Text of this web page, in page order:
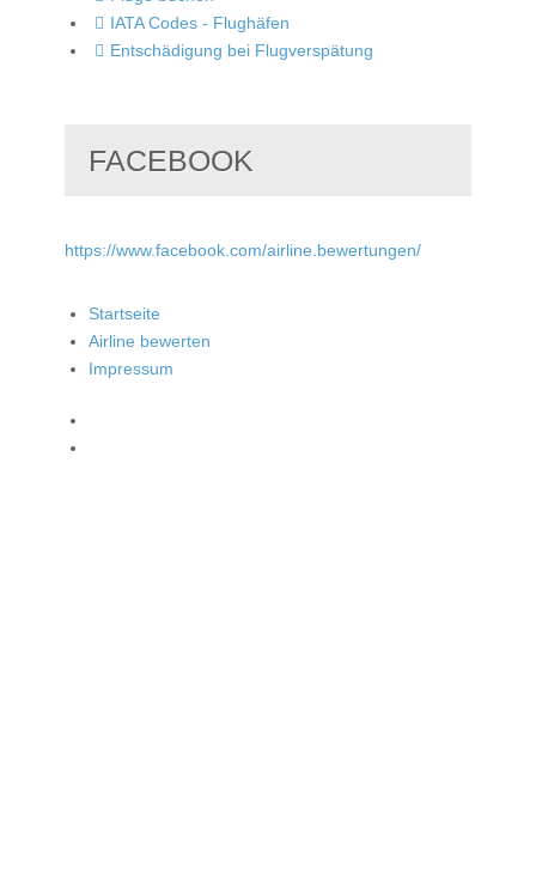
IATA Codes - Flughäfen
Entschädigung bei Flugverspätung
FACEBOOK
https://www.facebook.com/airline.bewertungen/
Startseite
Airline bewerten
Impressum